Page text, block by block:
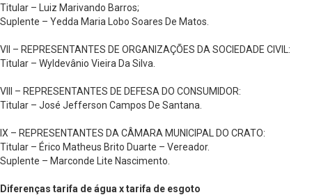
Titular – Luiz Marivando Barros;
Suplente – Yedda Maria Lobo Soares De Matos.
VII – REPRESENTANTES DE ORGANIZAÇÕES DA SOCIEDADE CIVIL:
Titular – Wyldevânio Vieira Da Silva.
VIII – REPRESENTANTES DE DEFESA DO CONSUMIDOR:
Titular – José Jefferson Campos De Santana.
IX – REPRESENTANTES DA CÂMARA MUNICIPAL DO CRATO:
Titular – Érico Matheus Brito Duarte – Vereador.
Suplente – Marconde Lite Nascimento.
Diferenças tarifa de água x tarifa de esgoto